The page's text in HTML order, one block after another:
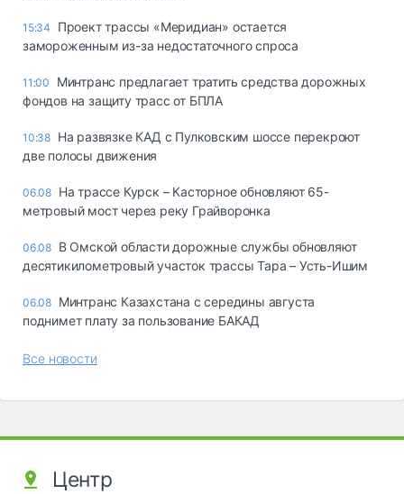
15:34
Проект трассы «Меридиан» остается
замороженным из-за недостаточного спроса
11:00
Минтранс предлагает тратить средства дорожных
фондов на защиту трасс от БПЛА
10:38 На развязке КАД с Пулковским шоссе перекроют
две полосы движения
06.08 На трассе Курск – Касторное обновляют 65-
метровый мост через реку Грайворонка
06.08 В Омской области дорожные службы обновляют
десятикилометровый участок трассы Тара – Усть-Ишим
06.08 Минтранс Казахстана с середины августа
поднимет плату за пользование БАКАД
Все новости
Центр